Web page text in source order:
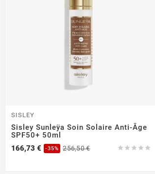
SISLEY
Sisley Sunleÿa Soin Solaire Anti-Âge
SPF50+ 50ml
    
166,73 € -35% 256,50 €Precio
Precio